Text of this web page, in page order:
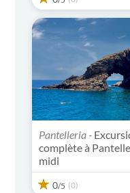
Pantelleria -
complète à
midi
0/5 (0)